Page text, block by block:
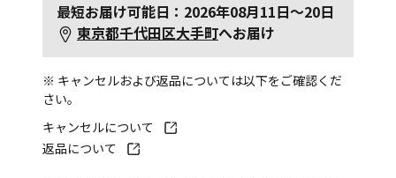
最短お届け可能日：2026年08月11日～20日
東京都千代田区大手町へお届け
※ キャンセルおよび返品については以下をご確認くだ
さい。
キャンセルについて
返品について